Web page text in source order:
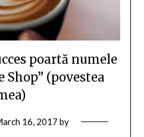
poartă numele
Shop” (povestea
16, 2017 by